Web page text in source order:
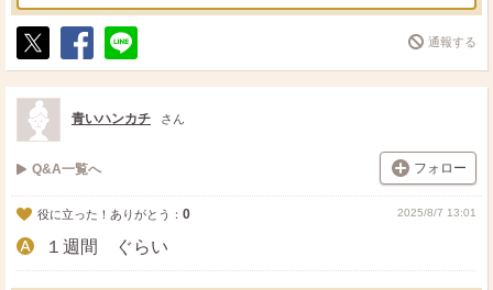
ポ
ス
ト
シ
ェ
送
る
通報する
青いハンカチ さん
Q&A一覧へ フォロー
役に立った！ありがとう： 0 2025/8/7 13:01
１週間 ぐらい